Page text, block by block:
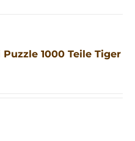
1000 Teile Tiger